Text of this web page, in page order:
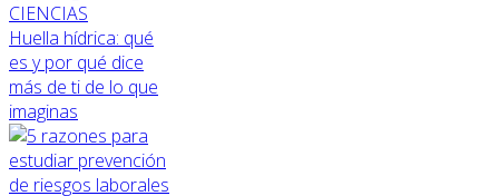
CIENCIAS
Huella hídrica: qué
es y por qué dice
más de ti de lo que
imaginas